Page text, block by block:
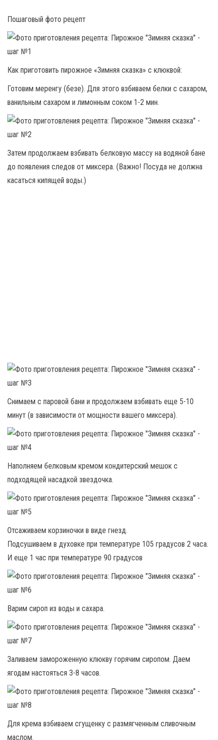
Пошаговый фото рецепт
Как приготовить пирожное «Зимняя сказка» с клюквой:
Готовим меренгу (безе). Для этого взбиваем белки с сахаром,
ванильным сахаром и лимонным соком 1-2 мин.
Затем продолжаем взбивать белковую массу на водяной бане
до появления следов от миксера. (Важно! Посуда не должна
касаться кипящей воды.)
Снимаем с паровой бани и продолжаем взбивать еще 5-10
минут (в зависимости от мощности вашего миксера).
Наполняем белковым кремом кондитерский мешок с
подходящей насадкой звездочка.
Отсаживаем корзиночки в виде гнезд.
Подсушиваем в духовке при температуре 105 градусов 2 часа.
И еще 1 час при температуре 90 градусов
Варим сироп из воды и сахара.
Заливаем замороженную клюкву горячим сиропом. Даем
ягодам настояться 3-8 часов.
Для крема взбиваем сгущенку с размягченным сливочным
маслом.